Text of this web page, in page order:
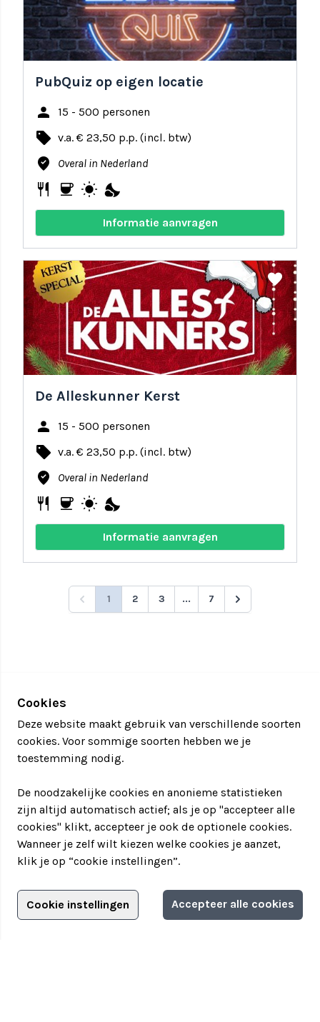
Filter jouw teamuitstapje!
PubQuiz op eigen locatie
person 15 - 500 personen
local_offer v.a. € 23,50 p.p. (incl. btw)
where_to_vote Overal in Nederland
restaurant coffee wb_sunny nights_stay
Informatie aanvragen
share favorite
De Alleskunner Kerst
person 15 - 500 personen
local_offer v.a. € 23,50 p.p. (incl. btw)
where_to_vote Overal in Nederland
restaurant coffee wb_sunny nights_stay
Informatie aanvragen
1 2 3 ... 7
Adverteren?
Adverteerdersopties
Cookies
Deze website maakt gebruik van verschillende soorten
cookies. Voor sommige soorten hebben we je
toestemming nodig.
De noodzakelijke cookies en anonieme statistieken
zijn altijd automatisch actief; als je op "accepteer alle
cookies" klikt, accepteer je ook de optionele cookies.
Wanneer je zelf wilt kiezen welke cookies je aanzet,
klik je op “cookie instellingen”.
Cookie instellingen Accepteer alle cookies